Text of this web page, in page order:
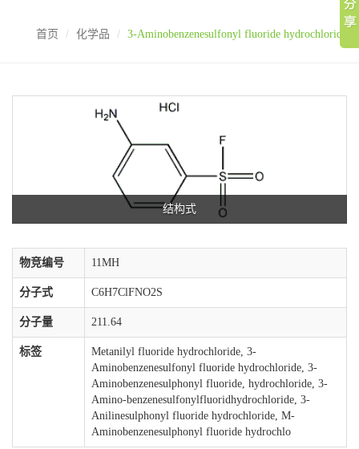
首页 化学品 3-Aminobenzenesulfonyl fluoride hydrochloride
结构式
物竞编号 11MH
分子式 C6H7ClFNO2S
分子量 211.64
标签
Metanilyl fluoride hydrochloride, 3-
Aminobenzenesulfonyl fluoride hydrochloride, 3-
Aminobenzenesulphonyl fluoride, hydrochloride, 3-
Amino-benzenesulfonylfluoridhydrochloride, 3-
Anilinesulphonyl fluoride hydrochloride, M-
Aminobenzenesulphonyl fluoride hydrochlo